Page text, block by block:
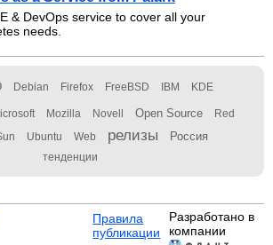
& DevOps service to cover all your
needs.
Debian Firefox FreeBSD IBM KDE
Mozilla Novell Open Source Red
Ubuntu Web релизы Россия
тенденции
Правила
публикации
Разработано в
компании